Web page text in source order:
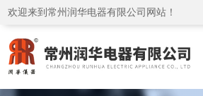
欢迎来到常州润华电器有限公司网站！